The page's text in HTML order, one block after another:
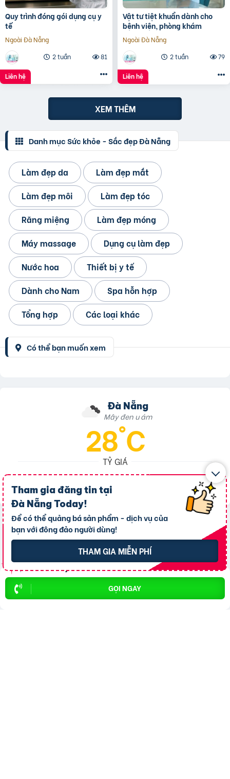
GỌI NGAY
Tham gia đăng tin tại
Đà Nẵng Today!
Để có thể quảng bá sản phẩm - dịch vụ của
bạn với đông đảo người dùng!
THAM GIA MIỄN PHÍ
Quy trình đóng gói dụng cụ y
tế
Ngoài Đà Nẵng
2 tuần
81
Liên hệ
Vật tư tiệt khuẩn dành cho
bệnh viện, phòng khám
Ngoài Đà Nẵng
2 tuần
79
Liên hệ
XEM THÊM
Danh mục Sức khỏe - Sắc đẹp Đà Nẵng
Làm đẹp da
Làm đẹp mắt
Làm đẹp môi
Làm đẹp tóc
Răng miệng
Làm đẹp móng
Máy massage
Dụng cụ làm đẹp
Nước hoa
Thiết bị y tế
Dành cho Nam
Spa hỗn hợp
Tổng hợp
Các loại khác
Có thể bạn muốn xem
Đà Nẵng
Mây đen u ám
28°C
TỶ GIÁ
1 USD : 26.138VND
1 EUR : 30.137